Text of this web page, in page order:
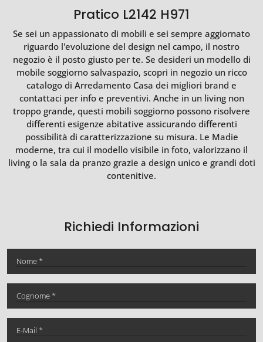
Pratico L2142 H971
Se sei un appassionato di mobili e sei sempre aggiornato
riguardo l'evoluzione del design nel campo, il nostro
negozio è il posto giusto per te. Se desideri un modello di
mobile soggiorno salvaspazio, scopri in negozio un ricco
catalogo di Arredamento Casa dei migliori brand e
contattaci per info e preventivi. Anche in un living non
troppo grande, questi mobili soggiorno possono risolvere
differenti esigenze abitative assicurando differenti
possibilità di caratterizzazione su misura. Le Madie
moderne, tra cui il modello visibile in foto, valorizzano il
living o la sala da pranzo grazie a design unico e grandi doti
contenitive.
Richiedi Informazioni